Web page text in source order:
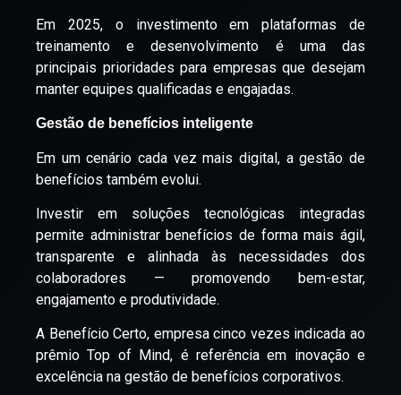
Em 2025, o investimento em plataformas de
treinamento e desenvolvimento é uma das
principais prioridades para empresas que desejam
manter equipes qualificadas e engajadas.
Gestão de benefícios inteligente
Em um cenário cada vez mais digital, a gestão de
benefícios também evolui.
Investir em soluções tecnológicas integradas
permite administrar benefícios de forma mais ágil,
transparente e alinhada às necessidades dos
colaboradores — promovendo bem-estar,
engajamento e produtividade.
A Benefício Certo, empresa cinco vezes indicada ao
prêmio Top of Mind, é referência em inovação e
excelência na gestão de benefícios corporativos.